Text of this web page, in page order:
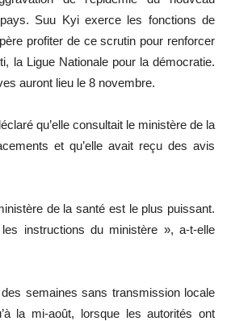
Suu Kyi exerce les fonctions de
profiter de ce scrutin pour renforcer
la Ligue Nationale pour la démocratie.
auront lieu le 8 novembre.
qu’elle consultait le ministère de la
et qu’elle avait reçu des avis
de la santé est le plus puissant.
instructions du ministère », a-t-elle
semaines sans transmission locale
la mi-août, lorsque les autorités ont